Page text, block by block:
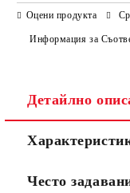
Оцени продукта
Информация за
Детайлно
Често